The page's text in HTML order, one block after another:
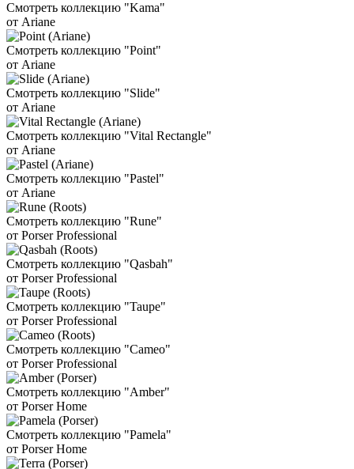
Смотреть коллекцию "Kama"
от Ariane
Смотреть коллекцию "Point"
от Ariane
Смотреть коллекцию "Slide"
от Ariane
Смотреть коллекцию "Vital Rectangle"
от Ariane
Смотреть коллекцию "Pastel"
от Ariane
Смотреть коллекцию "Rune"
от Porser Professional
Смотреть коллекцию "Qasbah"
от Porser Professional
Смотреть коллекцию "Taupe"
от Porser Professional
Смотреть коллекцию "Cameo"
от Porser Professional
Смотреть коллекцию "Amber"
от Porser Home
Смотреть коллекцию "Pamela"
от Porser Home